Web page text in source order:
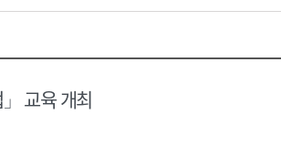
력
교육 개최